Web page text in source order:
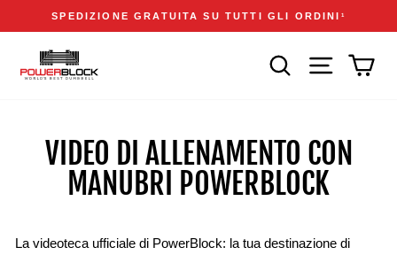
contenuti
Metti
Announcements
SPEDIZIONE GRATUITA SU TUTTI GLI ORDINI 1
CERCA
VIDEO DI ALLENAMENTO CON
MANUBRI POWERBLOCK
La videoteca ufficiale di PowerBlock: la tua destinazione di